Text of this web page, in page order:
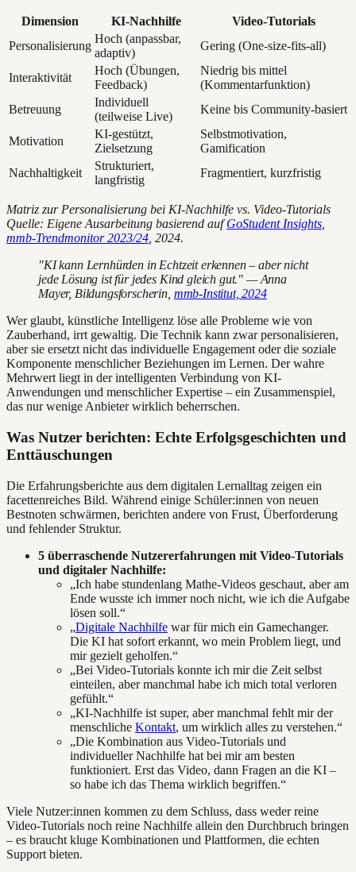
Dimension KI-Nachhilfe
Video-Tutorials
Personalisierung
Hoch (anpassbar,
adaptiv)
Gering (One-size-fits-all)
Interaktivität
Hoch (Übungen,
Feedback)
Niedrig bis mittel
(Kommentarfunktion)
Betreuung
Individuell
(teilweise Live)
Keine bis Community-basiert
Motivation
KI-gestützt,
Zielsetzung
Selbstmotivation,
Gamification
Nachhaltigkeit
Strukturiert,
langfristig
Fragmentiert, kurzfristig
Matriz zur Personalisierung bei KI-Nachhilfe vs. Video-Tutorials
Quelle: Eigene Ausarbeitung basierend aufGoStudent Insights
mmb-Trendmonitor 2023/24 , 2024.
"KI kann Lernhürden in Echtzeit erkennen – aber nicht
jede Lösung ist für jedes Kind gleich gut." — Anna
Mayer, Bildungsforscherin, mmb-Institut, 2024
Wer glaubt, künstliche Intelligenz löse alle Probleme wie von
Zauberhand, irrt gewaltig. Die Technik kann zwar personalisieren,
aber sie ersetzt nicht das individuelle Engagement oder die soziale
Komponente menschlicher Beziehungen im Lernen. Der wahre
Mehrwert liegt in der intelligenten Verbindung von KI-
Anwendungen und menschlicher Expertise – ein Zusammenspiel,
das nur wenige Anbieter wirklich beherrschen.
Was Nutzer berichten: Echte Erfolgsgeschichten und
Enttäuschungen
Die Erfahrungsberichte aus dem digitalen Lernalltag zeigen ein
facettenreiches Bild. Während einige Schüler:innen von neuen
Bestnoten schwärmen, berichten andere von Frust, Überforderung
und fehlender Struktur.
5 überraschende Nutzererfahrungen mit Video-Tutorials
und digitaler Nachhilfe:
„Ich habe stundenlang Mathe-Videos geschaut, aber am
Ende wusste ich immer noch nicht, wie ich die Aufgabe
lösen soll.“
„Digitale Nachhilfe war für mich ein Gamechanger.
Die KI hat sofort erkannt, wo mein Problem liegt, und
mir gezielt geholfen.“
„Bei Video-Tutorials konnte ich mir die Zeit selbst
einteilen, aber manchmal habe ich mich total verloren
gefühlt.“
„KI-Nachhilfe ist super, aber manchmal fehlt mir der
menschliche Kontakt, um wirklich alles zu verstehen.“
„Die Kombination aus Video-Tutorials und
individueller Nachhilfe hat bei mir am besten
funktioniert. Erst das Video, dann Fragen an die KI –
so habe ich das Thema wirklich begriffen.“
Viele Nutzer:innen kommen zu dem Schluss, dass weder reine
Video-Tutorials noch reine Nachhilfe allein den Durchbruch bringen
– es braucht kluge Kombinationen und Plattformen, die echten
Support bieten.